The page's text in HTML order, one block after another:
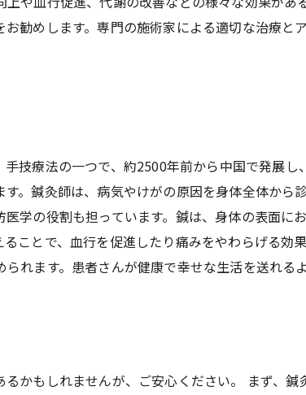
勧めします。専門の施術家による適切な治療と
技療法の一つで、約2500年前から中国で発展
。鍼灸師は、病気やけがの原因を身体全体から
学の役割も担っています。鍼は、身体の表面に
ことで、血行を促進したり痛みをやわらげる効
れます。患者さんが健康で幸せな生活を送れる
かもしれませんが、ご安心ください。 まず、